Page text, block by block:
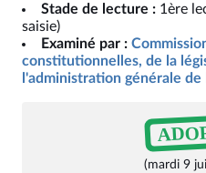
Stade de lecture : 1ère
saisie)
Examiné par :
constitutionnelles, de la
l'administration générale de
(mardi 9